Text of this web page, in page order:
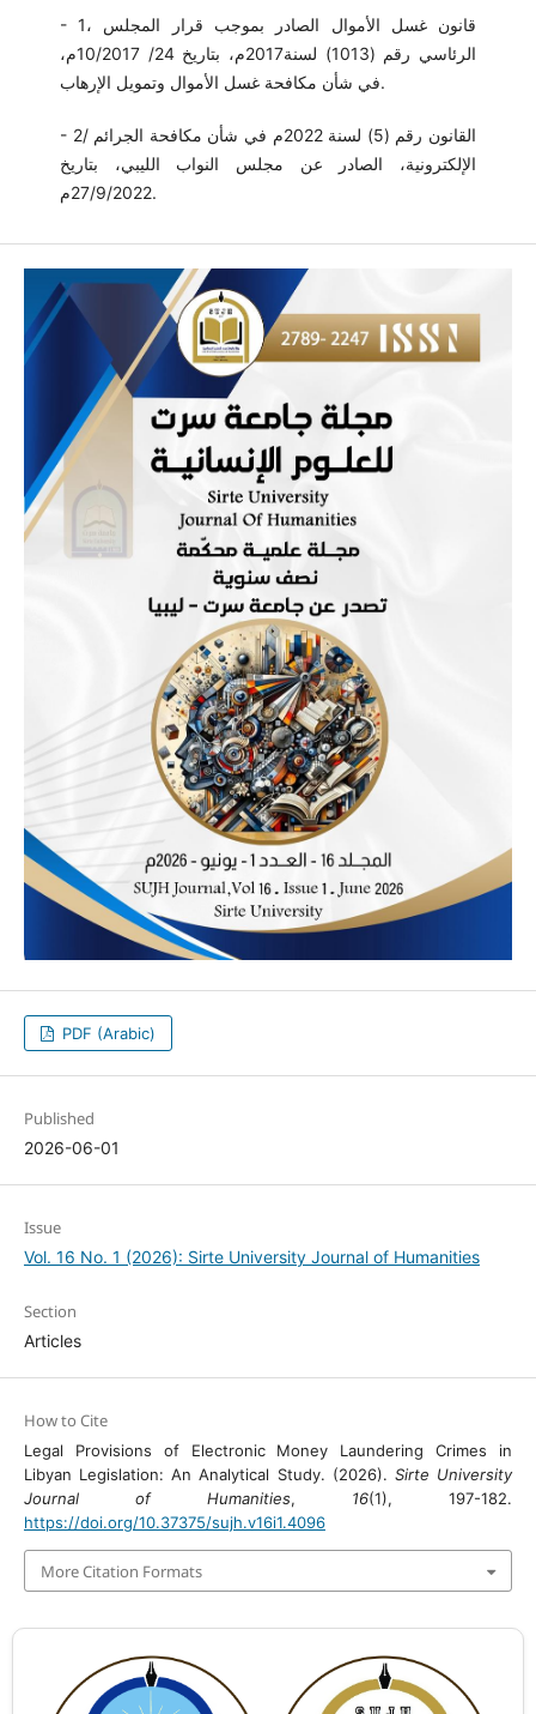
- 1، قانون غسل الأموال الصادر بموجب قرار المجلس
الرئاسي رقم (1013) لسنة2017م، بتاريخ 24/ 10/2017م،
في شأن مكافحة غسل الأموال وتمويل الإرهاب.
- 2/ القانون رقم (5) لسنة 2022م في شأن مكافحة الجرائم
الإلكترونية، الصادر عن مجلس النواب الليبي، بتاريخ
27/9/2022م.
PDF (Arabic)
Published
2026-06-01
Issue
Vol. 16 No. 1 (2026): Sirte University Journal of Humanities
Section
Articles
How to Cite
Legal Provisions of Electronic Money Laundering Crimes in
Libyan Legislation: An Analytical Study. (2026). Sirte University
Journal of Humanities, 16(1), 197-182.
https://doi.org/10.37375/sujh.v16i1.4096
More Citation Formats